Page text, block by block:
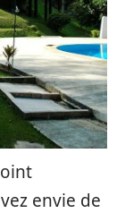
envie de